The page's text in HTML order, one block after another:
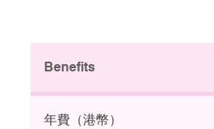
Benefits
年費（港幣）